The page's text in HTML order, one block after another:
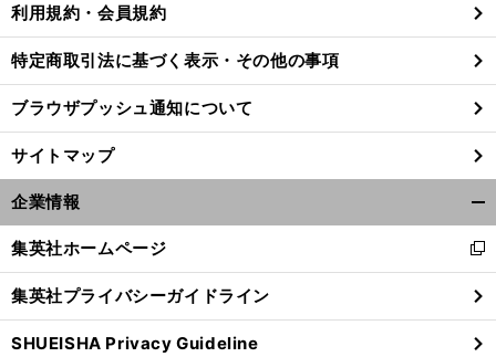
前
利用規約・会員規約
特定商取引法に基づく表示・その他の事項
ブラウザプッシュ通知について
サイトマップ
企業情報
閉
る
集英社ホームページ
新
し
い
ウ
ィ
集英社プライバシーガイドライン
SHUEISHA Privacy Guideline